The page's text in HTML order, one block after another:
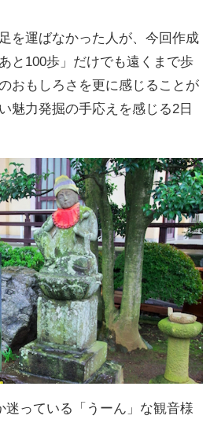
を運ばなかった人が、今回作成
と100歩」だけでも遠くまで歩
おもしろさを更に感じることが
魅力発掘の手応えを感じる2日
迷っている「うーん」な観音様